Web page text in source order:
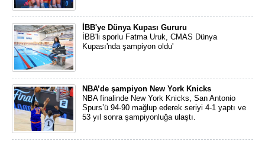
İBB'ye Dünya Kupası Gururu
İBB'li sporlu Fatma Uruk, CMAS Dünya
Kupası'nda şampiyon oldu'
NBA’de şampiyon New York Knicks
NBA finalinde New York Knicks, San Antonio
Spurs’ü 94-90 mağlup ederek seriyi 4-1 yaptı ve
53 yıl sonra şampiyonluğa ulaştı.